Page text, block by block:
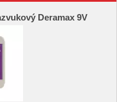
Deramax 9V